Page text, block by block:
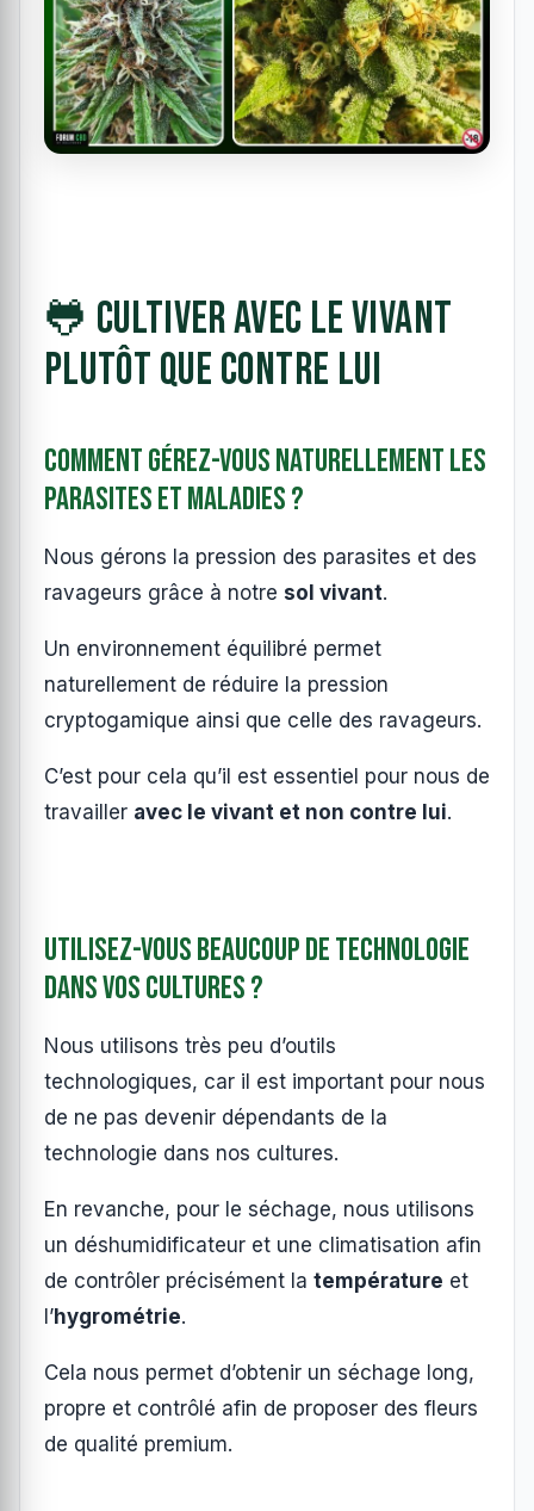
🐸 Cultiver avec le vivant
plutôt que contre lui
Comment gérez-vous naturellement les
parasites et maladies ?
Nous gérons la pression des parasites et des
ravageurs grâce à notre sol vivant.
Un environnement équilibré permet
naturellement de réduire la pression
cryptogamique ainsi que celle des ravageurs.
C’est pour cela qu’il est essentiel pour nous de
travailler avec le vivant et non contre lui.
Utilisez-vous beaucoup de technologie
dans vos cultures ?
Nous utilisons très peu d’outils
technologiques, car il est important pour nous
de ne pas devenir dépendants de la
technologie dans nos cultures.
En revanche, pour le séchage, nous utilisons
un déshumidificateur et une climatisation afin
de contrôler précisément la température et
l’hygrométrie.
Cela nous permet d’obtenir un séchage long,
propre et contrôlé afin de proposer des fleurs
de qualité premium.